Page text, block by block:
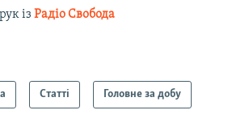
із Радіо Свобода
Статті Головне за добу